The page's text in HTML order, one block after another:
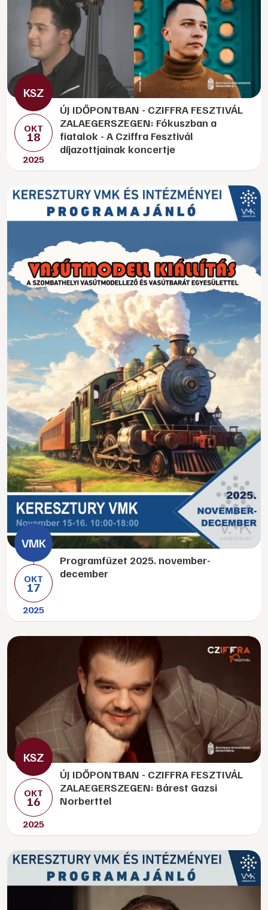
OKT
18
2025
ÚJ IDŐPONTBAN - CZIFFRA FESZTIVÁL
ZALAEGERSZEGEN: Fókuszban a
fiatalok - A Cziffra Fesztivál
díjazottjainak koncertje
OKT
17
2025
Programfüzet 2025. november-
december
OKT
16
2025
ÚJ IDŐPONTBAN - CZIFFRA FESZTIVÁL
ZALAEGERSZEGEN: Bárest Gazsi
Norberttel